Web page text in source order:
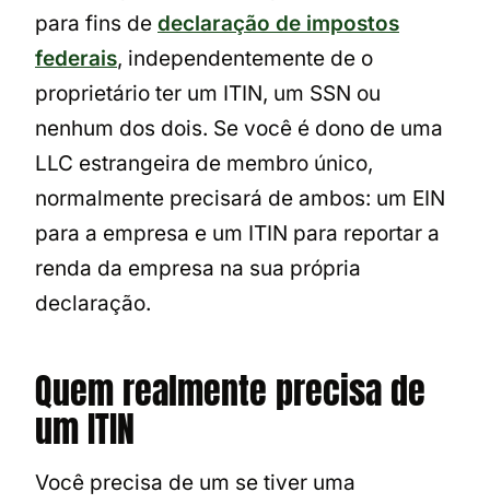
para fins de declaração de impostos
federais, independentemente de o
proprietário ter um ITIN, um SSN ou
nenhum dos dois. Se você é dono de uma
LLC estrangeira de membro único,
normalmente precisará de ambos: um EIN
para a empresa e um ITIN para reportar a
renda da empresa na sua própria
declaração.
Quem realmente precisa de
um ITIN
Você precisa de um se tiver uma